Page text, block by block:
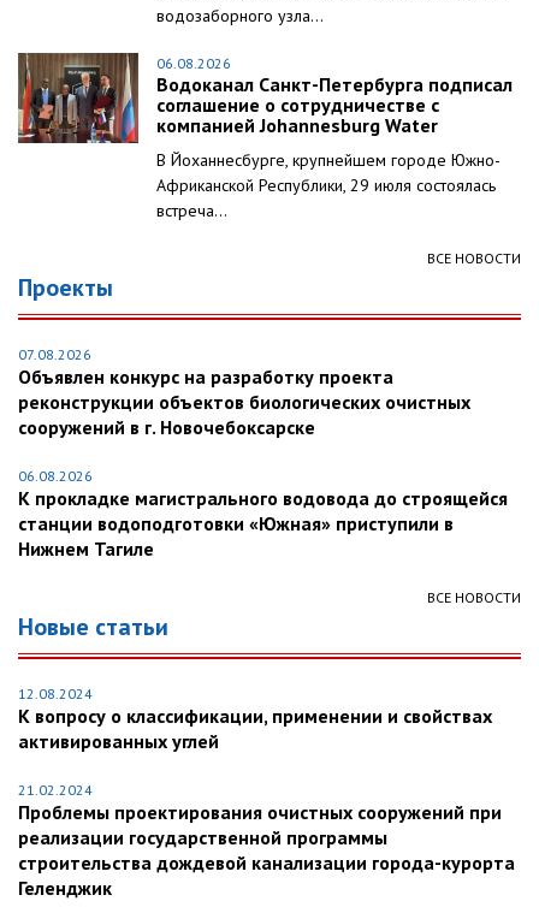
водозаборного узла...
06.08.2026
Водоканал Санкт-Петербурга подписал
соглашение о сотрудничестве с
компанией Johannesburg Water
В Йоханнесбурге, крупнейшем городе Южно-
Африканской Республики, 29 июля состоялась
встреча...
ВСЕ НОВОСТИ
Проекты
07.08.2026
Объявлен конкурс на разработку проекта
реконструкции объектов биологических очистных
сооружений в г. Новочебоксарске
06.08.2026
К прокладке магистрального водовода до строящейся
станции водоподготовки «Южная» приступили в
Нижнем Тагиле
ВСЕ НОВОСТИ
Новые статьи
12.08.2024
К вопросу о классификации, применении и свойствах
активированных углей
21.02.2024
Проблемы проектирования очистных сооружений при
реализации государственной программы
строительства дождевой канализации города-курорта
Геленджик